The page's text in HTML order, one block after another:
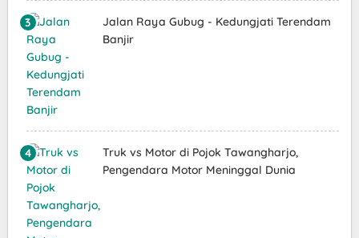
Jalan Raya Gubug - Kedungjati Terendam
Banjir
Truk vs Motor di Pojok Tawangharjo,
Pengendara Motor Meninggal Dunia